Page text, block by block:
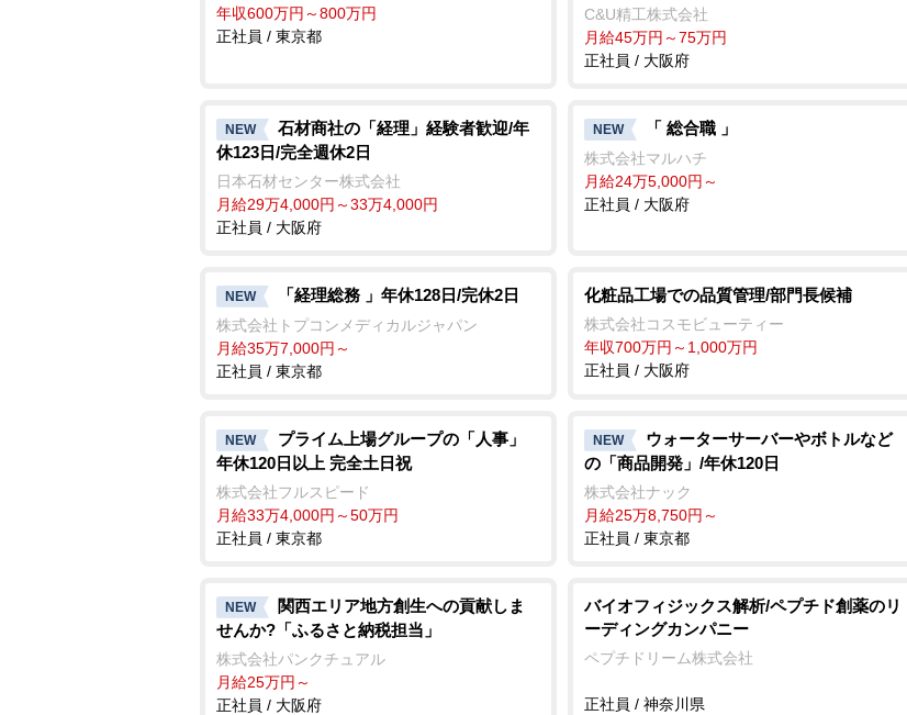
年収600万円～800万円
正社員 / 東京都
C&U精工株式会社
月給45万円～75万円
正社員 / 大阪府
NEW
石材商社の「経理」経験者歓迎/年
休123日/完全週休2日
日本石材センター株式会社
月給29万4,000円～33万4,000円
正社員 / 大阪府
NEW 「 総合職 」
株式会社マルハチ
月給24万5,000円～
正社員 / 大阪府
NEW 「経理総務 」年休128日/完休2日
株式会社トプコンメディカルジャパン
月給35万7,000円～
正社員 / 東京都
化粧品工場での品質管理/部門長候補
株式会社コスモビューティー
年収700万円～1,000万円
正社員 / 大阪府
NEW
プライム上場グループの「人事」
年休120日以上 完全土日祝
株式会社フルスピード
月給33万4,000円～50万円
正社員 / 東京都
NEW
ウォーターサーバーやボトルなど
の「商品開発」/年休120日
株式会社ナック
月給25万8,750円～
正社員 / 東京都
NEW
関西エリア地方創生への貢献しま
せんか?「ふるさと納税担当」
株式会社パンクチュアル
月給25万円～
正社員 / 大阪府
バイオフィジックス解析/ペプチド創薬のリ
ーディングカンパニー
ペプチドリーム株式会社
正社員 / 神奈川県